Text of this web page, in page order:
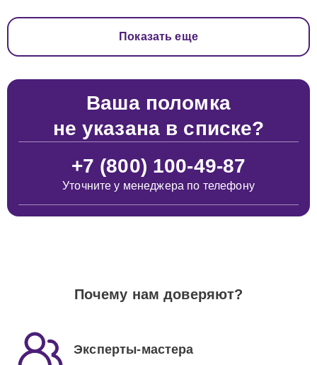
Показать еще
Ваша поломка
не указана в списке?
+7 (800) 100-49-87
Уточните у менеджера по телефону
Почему нам доверяют?
Эксперты-мастера